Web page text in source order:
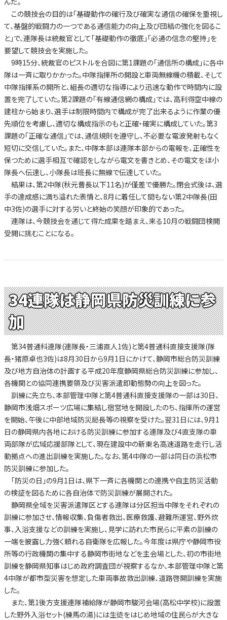
この競技会の目的は「基礎動作の確行及び確実な通信の確保を重視し
て、基盤的戦闘力の一つである通信能力の向上及び団結の強化を図るこ
と」で、連隊長は統裁官として「基礎動作の徹底」「必通の信念の堅持」を
要望して競技会を実施した。
9時15分、統裁官のピストルを合図に第1課題の「通信所の構成」に各中
隊は一斉に取りかかった。中隊指揮所の開設と車両無線機の積載、そして
中隊指揮系の開所と、組長の適切な指導により迅速な動作で時間内に設
置を完了していた。第2課題の「有線通信網の構成」では、高利得空中線の
建柱から始まり、選手は制限時間内で構成が完了出来るように作業の優
先順位を考慮し、適切な構成指示のもと正確・確実に構成していた。第3
課題の「正確な通信」では、通信規則を遵守し、不必要な電波発射もなく
短切に交信していた。また、中隊本部は連隊本部からの電報を、正確性を
保つために選手相互で確認をしながら電文を書きとめ、その電文をほ小
隊長へ伝達し、小隊長は班長に無線で伝達していた。
結果は、第2中隊(秋元曹長以下11名)が僅差で優勝た。閉会式後は、選
手の達成感に満ち溢れた表情と、8月に着任して間もない第2中隊長(田
中3佐)の選手に対する労いと終始の笑顔が印象的であった。
連隊は、今競技会を通じて得た成果を踏まえ、来る10月の戦闘団検閲
受閲に挑むことになる。
34連隊は静岡県防災訓練に参
加
第34普通科連隊(連隊長・三浦直人1佐)と第4普通科直接支援隊(隊
長・猪原卓也3佐)は8月30日から9月1日にかけて、静岡市総合防災訓練
及び地方自治体の計画する平成20年度静岡県総合防災訓練に参加し、
各機関との協同連携要領及び災害派遣即動態勢の向上を図った。
訓練に先立ち、本部管理中隊と第4普通科直接支援隊の一部は30日、
静岡市浅畑スポーツ広場に集結し宿営地を開設したのち、指揮所の運営
を開始、午後に中部地域防災局長等の視察を受けた。翌31日には、9月1
日の静岡県内各地における防災訓練に参加する連隊及び4直支隊の車
両部隊が広域応援部隊として、現在建設中の新東名高速道路を走行し活
動拠点への進出訓練を実施した。なお、第4中隊の一部は同日の浜松市
防災訓練に参加した。
「防災の日」の9月1日は、県下一斉に各機関との連携や自主防災活動
の検証を図るために各自治体で防災訓練が展開された。
静岡県全域を災害派遣隊区とする連隊は分区担当中隊をそれぞれの
訓練に参加させ、情報収集、負傷者救出、医療救護、避難所運営、野外炊
事、入浴支援などの訓練を実施し、見学に訪れた市民らに平素の訓練の
一端を披露し力強く頼れる自衛隊を広報した。今年度は県庁や静岡市役
所等の行政機関の集中する静岡市街地などを主会場とした、初の市街地
訓練を静岡県知事はじめ政府調査団が視察するなか、本部管理中隊と第
4中隊が都市型災害を想定した車両事故救出訓練、道路啓開訓練を実施
した。
また、第1後方支援連隊補給隊が静岡市駿河会場(高松中学校)に設置
した野外入浴セット(練馬の湯)には生徒をはじめ地域の住民らが大きな